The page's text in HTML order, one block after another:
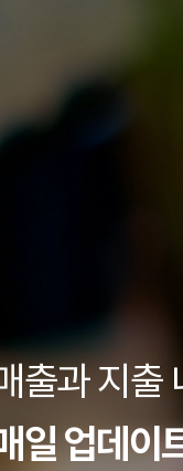
출과 지출
일 업데이